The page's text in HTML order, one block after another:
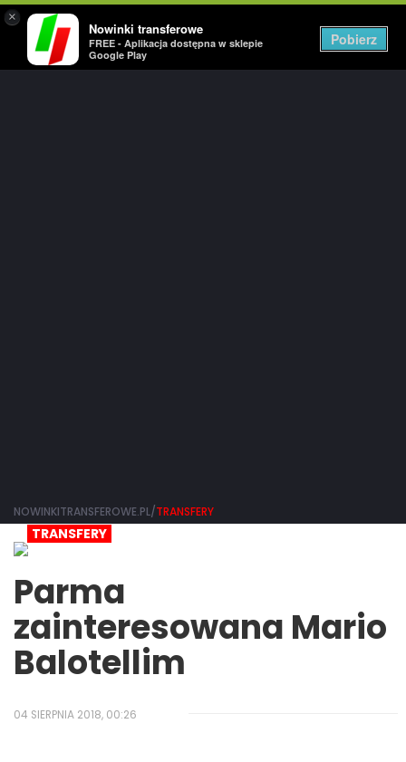
×
Nowinki transferowe
FREE - Aplikacja dostępna w sklepie
Google Play
Pobierz
NOWINKITRANSFEROWE.PL/TRANSFERY
TRANSFERY
Parma
zainteresowana Mario
Balotellim
04 SIERPNIA 2018, 00:26